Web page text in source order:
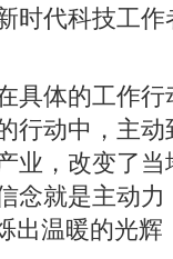
夯实依法治州工作基础
七届八次全会精神
运会 2014赛马节
会 迪祖言 香格
时代科技工
体的工作行
行动中，主
业，改变了
念就是主动
出温暖的光